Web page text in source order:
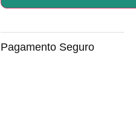
Pagamento Seguro